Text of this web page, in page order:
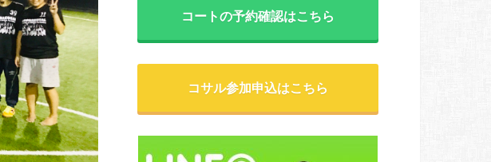
コートの予約確認はこちら
コサル参加申込はこちら